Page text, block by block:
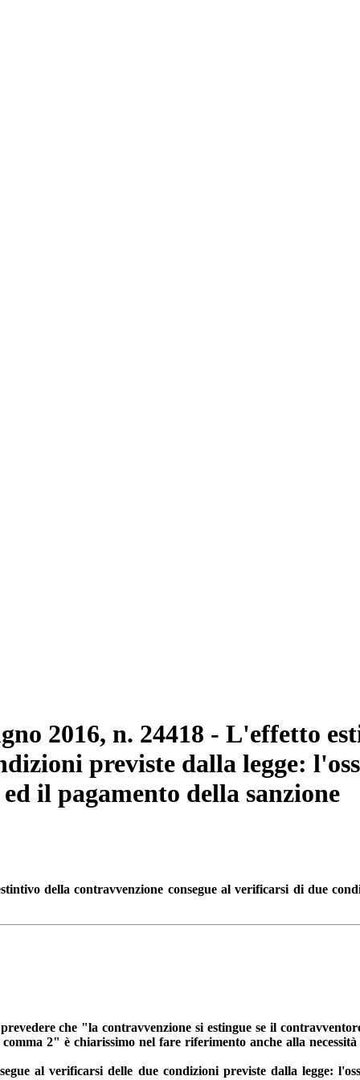
2016, n. 24418 - L'effetto
previste dalla legge:
il pagamento della sanzione
della contravvenzione consegue al verificarsi di due
che "la contravvenzione si estingue se il
comma 2" è chiarissimo nel fare riferimento anche alla
al verificarsi delle due condizioni previste dalla legge: